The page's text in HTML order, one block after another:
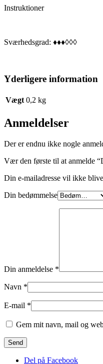
Instruktioner
Sværhedsgrad: ♦♦♦◊◊◊
Yderligere information
Vægt 0,2 kg
Anmeldelser
Der er endnu ikke nogle
Vær den første til at anmelde
Din e-mailadresse vil ikke
Din bedømmelse
Din anmeldelse *
Navn *
E-mail *
Gem mit navn, mail og
Del på Facebook